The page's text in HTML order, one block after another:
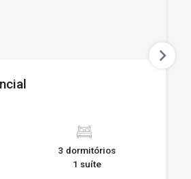
3 dormitórios
1 suíte